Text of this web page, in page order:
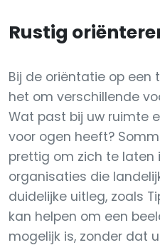
Rustig
Bij de oriëntatie op een
het om verschillende
Wat past bij uw ruimte
voor ogen heeft?
prettig om zich te laten
organisaties die
duidelijke uitleg, zoals
kan helpen om een
mogelijk is, zonder dat